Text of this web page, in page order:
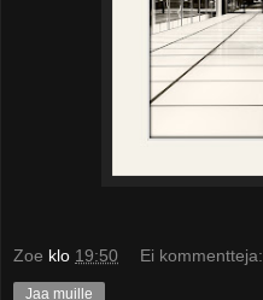
Zoe klo 19:50 Ei kommentteja:
Jaa muille